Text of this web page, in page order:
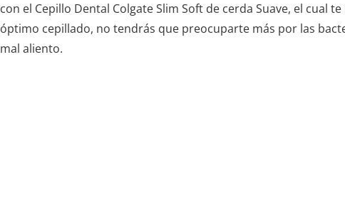
con el Cepillo Dental Colgate Slim Soft de cerda Suave, el cual
óptimo cepillado, no tendrás que preocuparte más por las
mal aliento.